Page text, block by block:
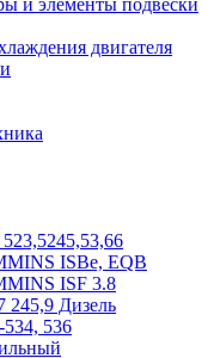
и элементы подвески
двигателя
ISBe, EQB
ISF 3.8
245,9 Дизель
536